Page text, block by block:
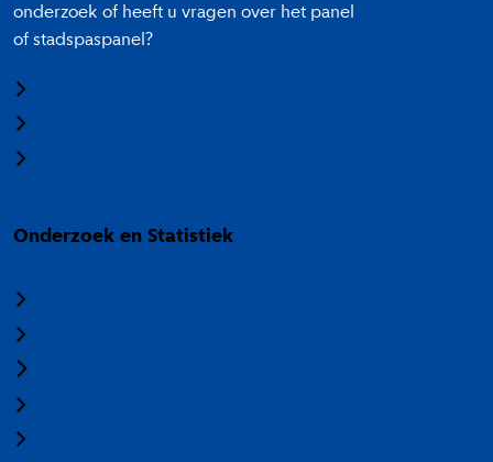
onderzoek of heeft u vragen over het panel
of stadspaspanel?
Onderzoek en Statistiek